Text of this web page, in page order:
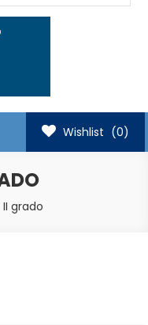
Wishlist (0)
II grado